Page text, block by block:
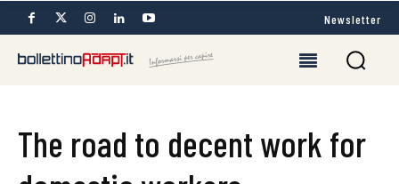
Newsletter
The road to decent work for